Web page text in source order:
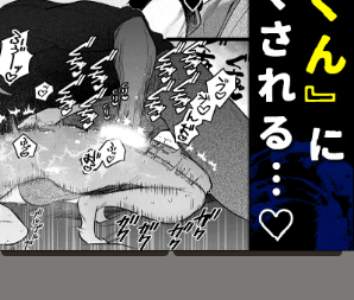
かわいいままでいてくれ
なくちゃ
お気に入り
アクサマ。その4
お気に入り